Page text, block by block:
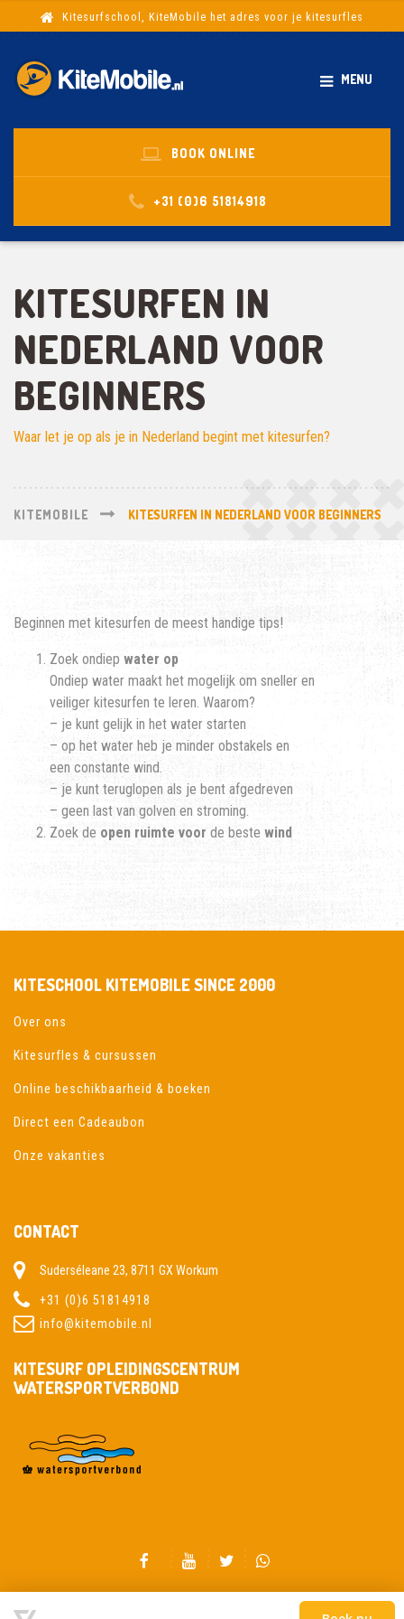
Kitesurfschool, KiteMobile het adres voor je kitesurfles
MENU
BOOK ONLINE
+31 (0)6 51814918
KITESURFEN IN
NEDERLAND VOOR
BEGINNERS
Waar let je op als je in Nederland begint met kitesurfen?
KITEMOBILE KITESURFEN IN NEDERLAND VOOR BEGINNERS
Beginnen met kitesurfen de meest handige tips!
Zoek ondiep water op
Ondiep water maakt het mogelijk om sneller en
veiliger kitesurfen te leren. Waarom?
– je kunt gelijk in het water starten
– op het water heb je minder obstakels en
een constante wind.
– je kunt teruglopen als je bent afgedreven
– geen last van golven en stroming.
Zoek de open ruimte voor de beste wind
KITESCHOOL KITEMOBILE SINCE 2000
Over ons
Kitesurfles & cursussen
Online beschikbaarheid & boeken
Direct een Cadeaubon
Onze vakanties
CONTACT
Suderséleane 23, 8711 GX Workum
+31 (0)6 51814918
info@kitemobile.nl
KITESURF OPLEIDINGSCENTRUM
WATERSPORTVERBOND